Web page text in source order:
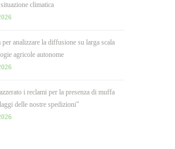
climatica
per analizzare la diffusione su larga scala
agricole autonome
i reclami per la presenza di muffa
delle nostre spedizioni"